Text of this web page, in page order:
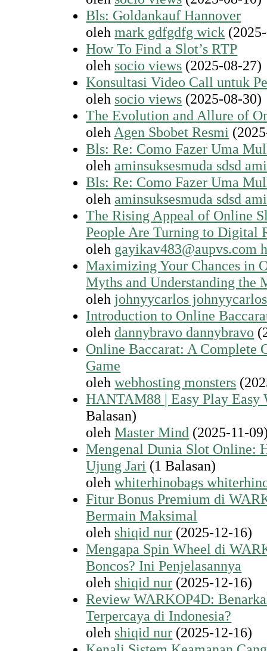
Bls: Goldankauf Hannover
olehmark gdfgdfg wick
How To Find a Slot’s RTP
oleh socio views (2025-08-27)
Konsultasi Video Call untuk
oleh socio views (2025-08-30)
The Evolution and Allure of
oleh Agen Sbobet Resmi
Bls: Re: Como Fazer Uma
oleh aminsuksesmuda sdsd
Bls: Re: Como Fazer Uma
oleh aminsuksesmuda sdsd
The Rising Appeal of Online
People Are Turning to Digital
oleh gayikav483@aupvs.com
Maximizing Your Chances in
Myths and Understanding the
oleh johnyycarlos johnyycarlos
Introduction to Online
oleh dannybravo dannybravo
Online Baccarat: A Complete
Game
olehwebhosting monsters
HANTAM88 | Easy Play Easy
Balasan)
olehMaster Mind (2025-11-
Mengenal Dunia Slot Online:
Ujung Jari (1 Balasan)
olehwhiterhinobags
Fitur Bonus Premium di
Bermain Maksimal
oleh shiqid nur (2025-12-16)
Mengapa Spin Wheel di
Boncos? Ini Penjelasannya
oleh shiqid nur (2025-12-16)
Review WARKOP4D:
Terpercaya di Indonesia?
oleh shiqid nur (2025-12-16)